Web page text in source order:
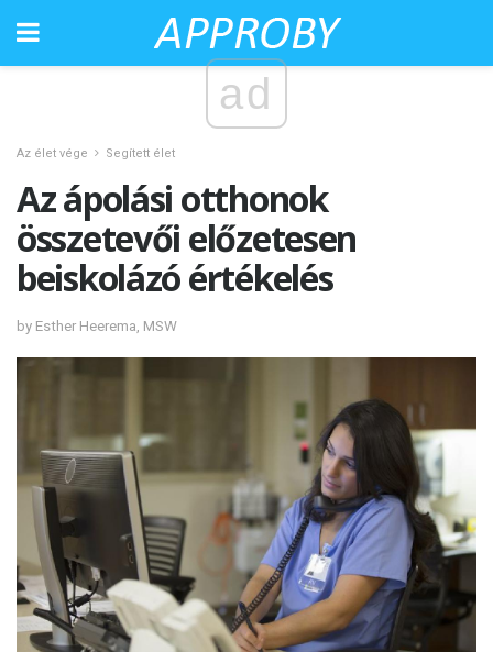
ad
Az élet vége Segített élet
Az ápolási otthonok
összetevői előzetesen
beiskolázó értékelés
by Esther Heerema, MSW